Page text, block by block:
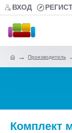
ВХОД
Производитель
Комплект